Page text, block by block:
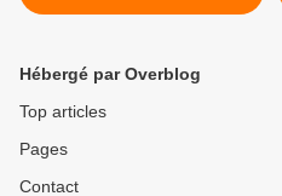
Hébergé par Overblog
Top articles
Pages
Contact